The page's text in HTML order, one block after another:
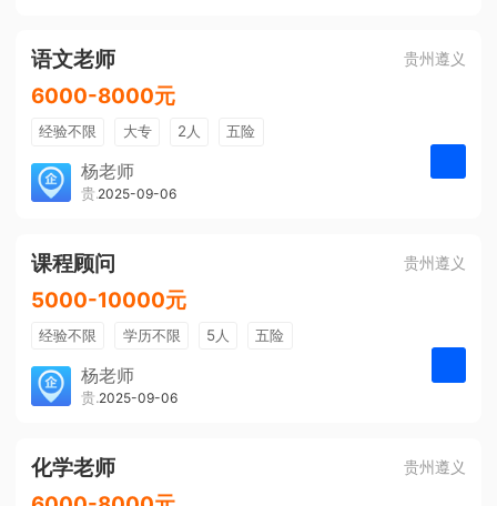
语文老师 贵州遵义
6000-8000元
经验不限 大专 2人
五险
带薪年假
年终奖
免费培训
包住宿
杨老师
贵州大美前程文化发展有限公司
2025-09-06
课程顾问 贵州遵义
5000-10000元
经验不限 学历不限 5人
五险
带薪年假
年终奖
免费培训
包住宿
杨老师
贵州大美前程文化发展有限公司
2025-09-06
化学老师 贵州遵义